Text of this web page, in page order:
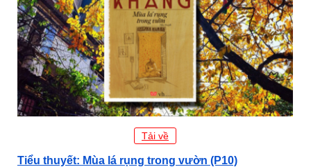
Tải về
Tiểu thuyết: Mùa lá rụng trong vườn (P10)